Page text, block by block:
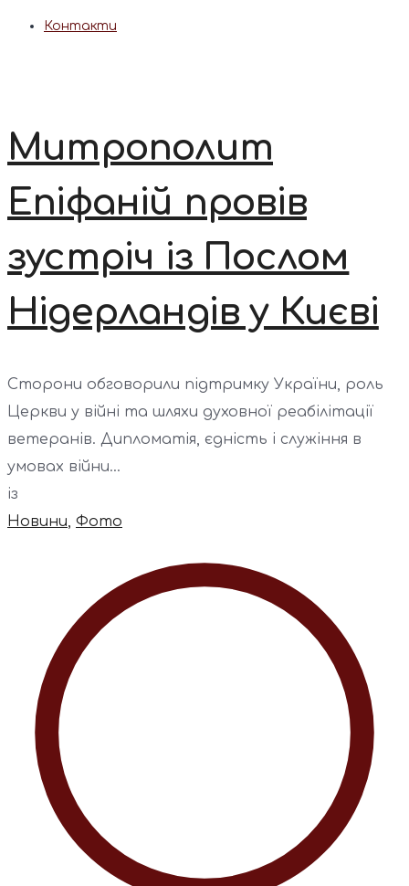
Контакти
Митрополит
Епіфаній провів
зустріч із Послом
Нідерландів у Києві
Сторони обговорили підтримку України, роль
Церкви у війні та шляхи духовної реабілітації
ветеранів. Дипломатія, єдність і служіння в
умовах війни...
із
Новини Фото